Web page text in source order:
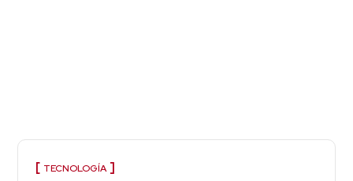
TECNOLOGÍA